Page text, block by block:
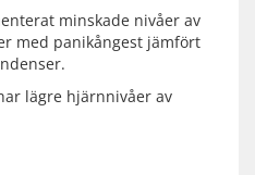
minskade nivåer av
med panikångest jämfört
lägre hjärnnivåer av